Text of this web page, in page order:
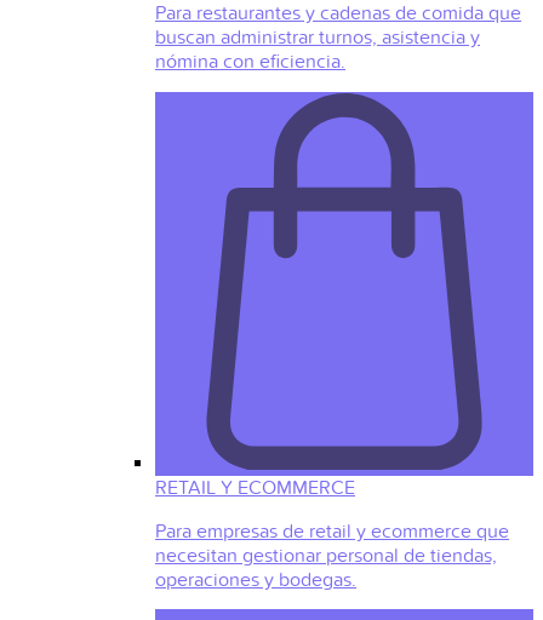
Para restaurantes y cadenas de comida que
buscan administrar turnos, asistencia y
nómina con eficiencia.
RETAIL Y ECOMMERCE
Para empresas de retail y ecommerce que
necesitan gestionar personal de tiendas,
operaciones y bodegas.